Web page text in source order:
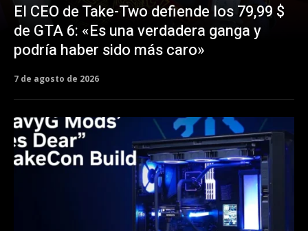
El CEO de Take-Two defiende los 79,99 $
de GTA 6: «Es una verdadera ganga y
podría haber sido más caro»
7 de agosto de 2026